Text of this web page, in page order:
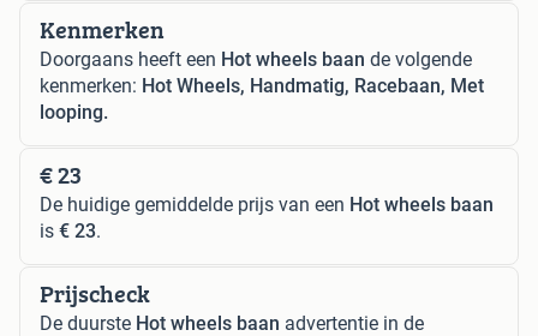
Kenmerken
Doorgaans heeft een Hot wheels baan de volgende
kenmerken: Hot Wheels, Handmatig, Racebaan, Met
looping.
€ 23
De huidige gemiddelde prijs van een Hot wheels baan
is € 23.
Prijscheck
De duurste Hot wheels baan advertentie in de